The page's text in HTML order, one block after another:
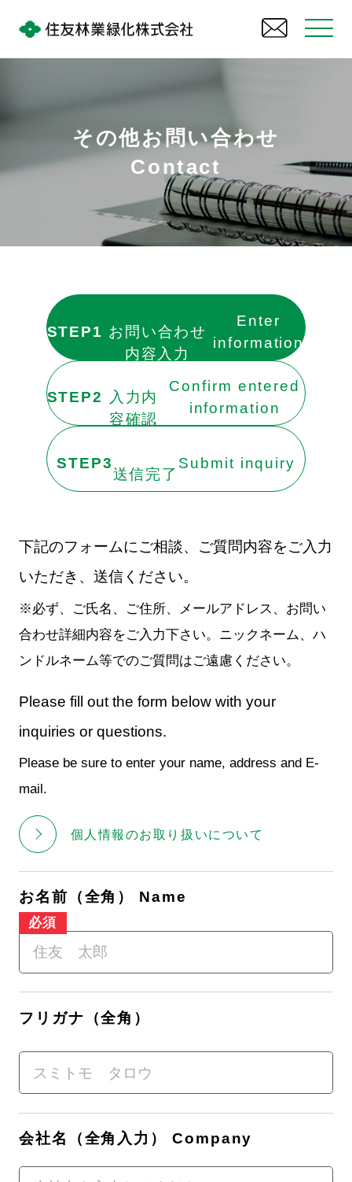
その他お問い合わせ
Contact
STEP1 お問い合わせ
内容入力
Enter
information
STEP2
入力内
容確認
Confirm entered
information
STEP3
送信完了
Submit inquiry
下記のフォームにご相談、ご質問内容をご入力
いただき、送信ください。
※必ず、ご氏名、ご住所、メールアドレス、お問い
合わせ詳細内容をご入力下さい。ニックネーム、ハ
ンドルネーム等でのご質問はご遠慮ください。
Please fill out the form below with your
inquiries or questions.
Please be sure to enter your name, address and E-
mail.
個人情報のお取り扱いについて
お名前（全角） Name
フリガナ（全角）
会社名（全角入力） Company